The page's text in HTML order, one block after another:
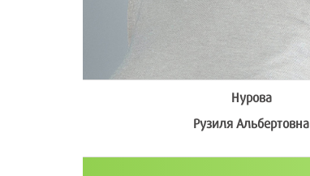
Нурова
Рузиля Альбертовна